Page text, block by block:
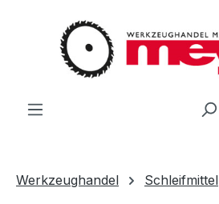
Zum Hauptinhalt springen
Werkzeughandel Schleifmittel